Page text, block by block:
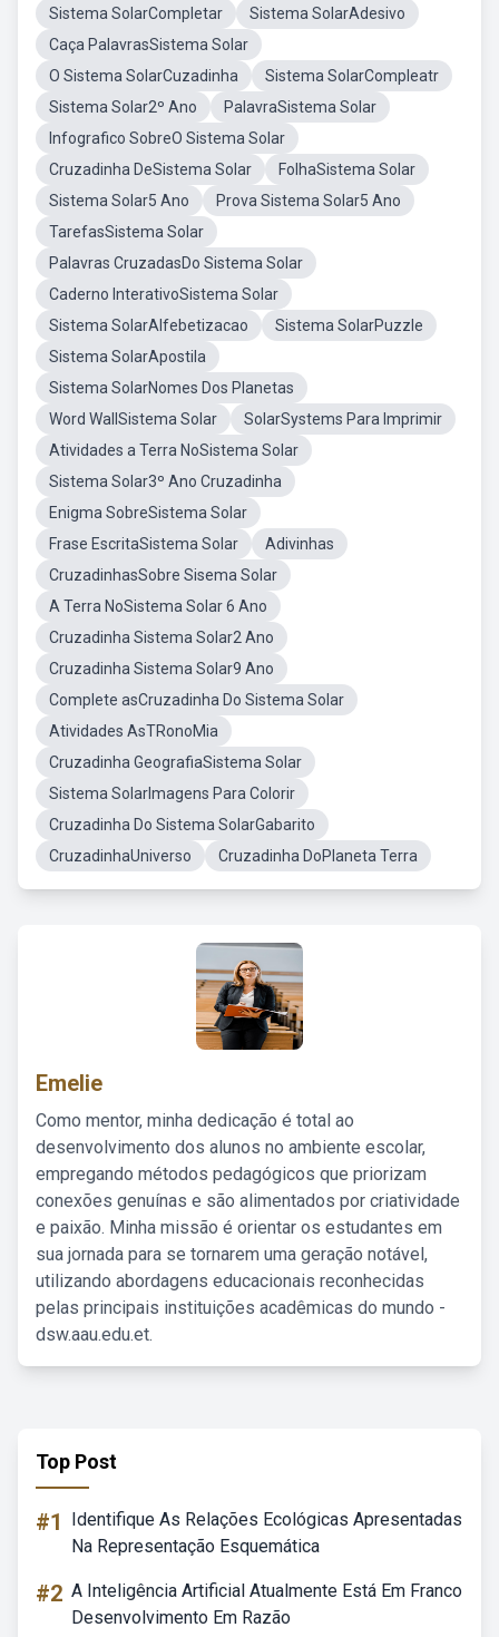
Sistema SolarCompletar
Sistema SolarAdesivo
Caça PalavrasSistema Solar
O Sistema SolarCuzadinha
Sistema SolarCompleatr
Sistema Solar2º Ano
PalavraSistema Solar
Infografico SobreO Sistema Solar
Cruzadinha DeSistema Solar
FolhaSistema Solar
Sistema Solar5 Ano
Prova Sistema Solar5 Ano
TarefasSistema Solar
Palavras CruzadasDo Sistema Solar
Caderno InterativoSistema Solar
Sistema SolarAlfebetizacao
Sistema SolarPuzzle
Sistema SolarApostila
Sistema SolarNomes Dos Planetas
Word WallSistema Solar
SolarSystems Para Imprimir
Atividades a Terra NoSistema Solar
Sistema Solar3º Ano Cruzadinha
Enigma SobreSistema Solar
Frase EscritaSistema Solar
Adivinhas
CruzadinhasSobre Sisema Solar
A Terra NoSistema Solar 6 Ano
Cruzadinha Sistema Solar2 Ano
Cruzadinha Sistema Solar9 Ano
Complete asCruzadinha Do Sistema Solar
Atividades AsTRonoMia
Cruzadinha GeografiaSistema Solar
Sistema SolarImagens Para Colorir
Cruzadinha Do Sistema SolarGabarito
CruzadinhaUniverso
Cruzadinha DoPlaneta Terra
Emelie
Como mentor, minha dedicação é total ao
desenvolvimento dos alunos no ambiente escolar,
empregando métodos pedagógicos que priorizam
conexões genuínas e são alimentados por criatividade
e paixão. Minha missão é orientar os estudantes em
sua jornada para se tornarem uma geração notável,
utilizando abordagens educacionais reconhecidas
pelas principais instituições acadêmicas do mundo -
dsw.aau.edu.et.
Top Post
#1
Identifique As Relações Ecológicas Apresentadas
Na Representação Esquemática
#2 A Inteligência Artificial Atualmente Está Em Franco
Desenvolvimento Em Razão